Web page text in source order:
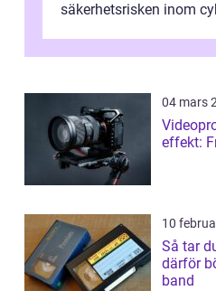
säkerhetsrisken inom
04 mars
effekt:
10
Så tar
därför
band